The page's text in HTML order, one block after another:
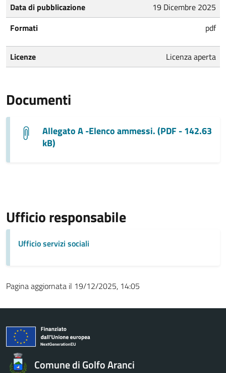
Data di pubblicazione
19 Dicembre 2025
Formati
pdf
Licenze Licenza aperta
Documenti
Allegato A -Elenco ammessi. (PDF - 142.63
kB)
Ufficio responsabile
Ufficio servizi sociali
Pagina aggiornata il 19/12/2025, 14:05
Comune di Golfo Aranci